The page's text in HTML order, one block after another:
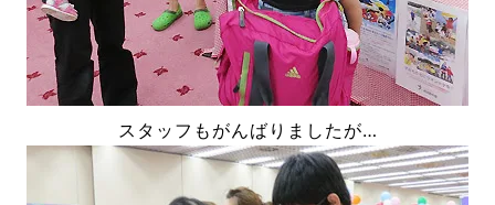
スタッフもがんばりましたが…